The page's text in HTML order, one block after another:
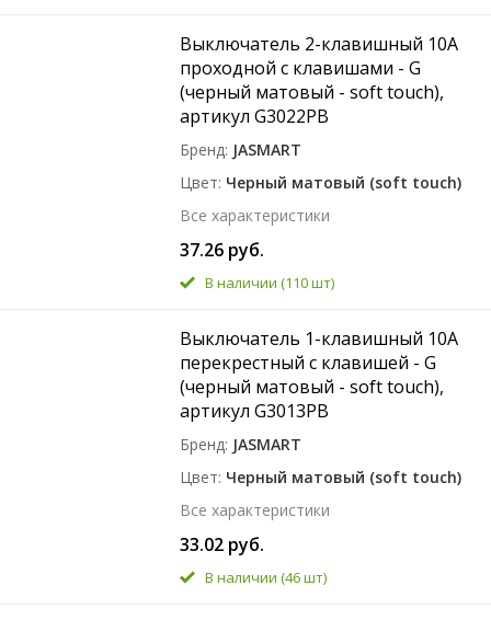
Выключатель 2-клавишный 10A
проходной с клавишами - G
(черный матовый - soft touch),
артикул G3022PB
Бренд JASMART
Цвет Черный матовый (soft touch)
Все характеристики
37.26 руб.
В наличии (110 шт)
Выключатель 1-клавишный 10A
перекрестный с клавишей - G
(черный матовый - soft touch),
артикул G3013PB
Бренд JASMART
Цвет Черный матовый (soft touch)
Все характеристики
33.02 руб.
В наличии (46 шт)